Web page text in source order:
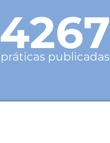
4267
práticas publicadas